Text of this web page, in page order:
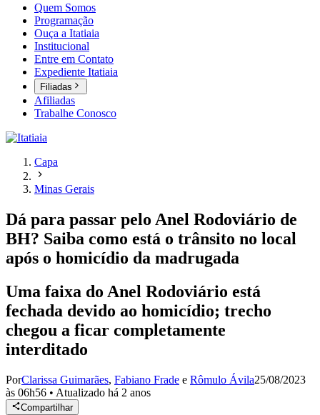
Quem Somos
Programação
Ouça a Itatiaia
Institucional
Entre em Contato
Expediente Itatiaia
Filiadas
Afiliadas
Trabalhe Conosco
Capa
Minas Gerais
Dá para passar pelo Anel Rodoviário de
BH? Saiba como está o trânsito no local
após o homicídio da madrugada
Uma faixa do Anel Rodoviário está
fechada devido ao homicídio; trecho
chegou a ficar completamente
interditado
PorClarissa Guimarães, Fabiano Frade e Rômulo Ávila25/08/2023
às 06h56 • Atualizado há 2 anos
Compartilhar